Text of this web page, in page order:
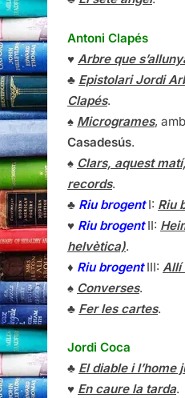
Antoni Clapés
♥ Arbre que
♣ Epistolari Jordi
Clapés.
♠ Microgrames, amb
Casadesús.
♠ Clars, aquest
records.
♣ Riu brogentI: Riu
♥ Riu brogentII:
helvètica).
♦ Riu brogentIII: Allí
♠ Converses.
♣ Fer les cartes.
Jordi Coca
♣ El diable i l’home
♥ En caure la tarda.